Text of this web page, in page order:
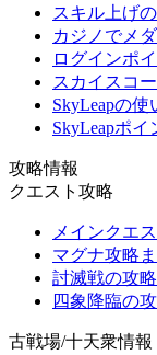
スキル上げ
カジノでメ
ログインポ
スカイスコ
SkyLeapの
SkyLeapポイ
攻略情報
クエスト攻略
メインクエ
マグナ攻略
討滅戦の攻
四象降臨の
古戦場/十天衆情報